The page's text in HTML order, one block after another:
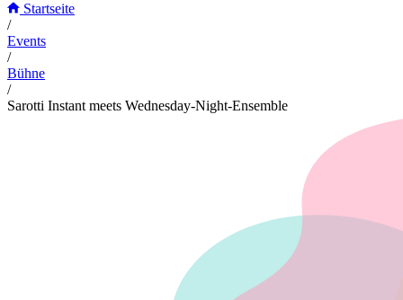
Startseite
/
Events
/
Bühne
/
Sarotti Instant meets Wednesday-Night-Ensemble